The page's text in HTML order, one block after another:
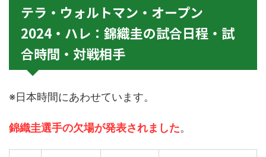
テラ・ウォルトマン・オープン
2024・ハレ：錦織圭の試合日程・試
合時間・対戦相手
※日本時間にあわせています。
錦織圭選手の欠場が発表されました。